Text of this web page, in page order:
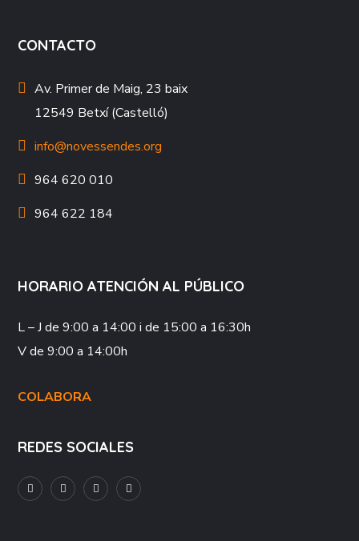
CONTACTO
Av. Primer de Maig, 23 baix
12549 Betxí (Castelló)
info@novessendes.org
964 620 010
964 622 184
HORARIO ATENCIÓN AL PÚBLICO
L – Jde 9:00 a 14:00 i de 15:00 a 16:30h
Vde 9:00 a 14:00h
COLABORA
REDES SOCIALES